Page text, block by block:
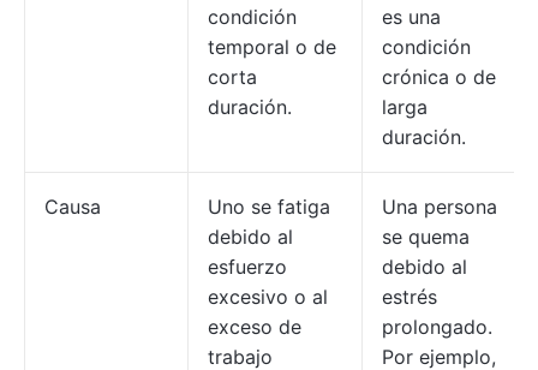
condición
temporal o de
corta
duración.
es una
condición
crónica o de
larga
duración.
Causa
Uno se fatiga
debido al
esfuerzo
excesivo o al
exceso de
trabajo
Una persona
se quema
debido al
estrés
prolongado.
Por ejemplo,